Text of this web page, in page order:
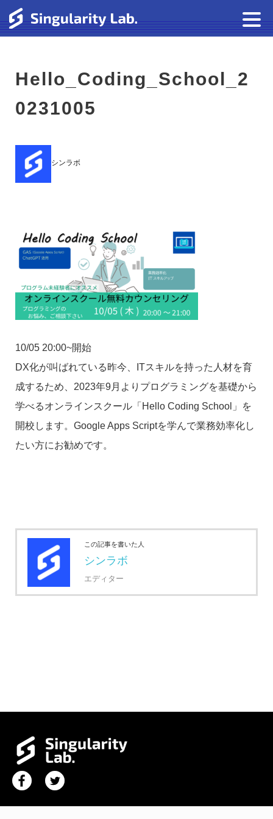
Hello_Coding_School_2
0231005
シンラボ
10/05 20:00~開始
DX化が叫ばれている昨今、ITスキルを持った人材を育
成するため、2023年9月よりプログラミングを基礎から
学べるオンラインスクール「Hello Coding School」を
開校します。Google Apps Scriptを学んで業務効率化し
たい方にお勧めです。
この記事を書いた人
シンラボ
エディター